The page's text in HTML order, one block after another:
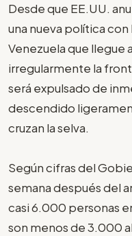
Desde que EE.UU.
una nueva política
Venezuela que llegue
irregularmente la
será expulsado de
descendido
cruzan la selva.
Según cifras del
semana después del
casi 6.000 personas
son menos de 3.000